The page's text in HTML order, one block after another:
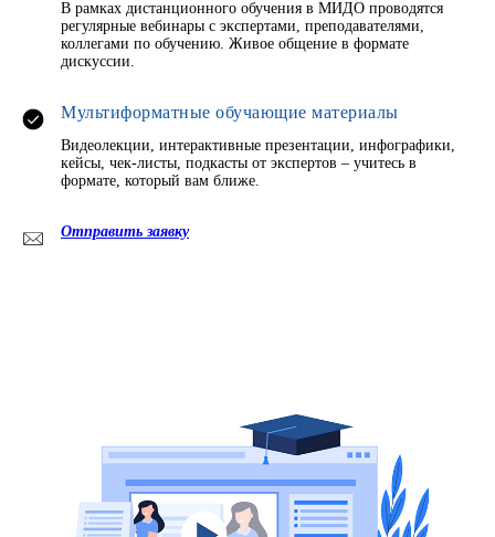
В рамках дистанционного обучения в МИДО проводятся
регулярные вебинары с экспертами, преподавателями,
коллегами по обучению. Живое общение в формате
дискуссии.
Мультиформатные обучающие материалы
Видеолекции, интерактивные презентации, инфографики,
кейсы, чек-листы, подкасты от экспертов – учитесь в
формате, который вам ближе.
Отправить заявку